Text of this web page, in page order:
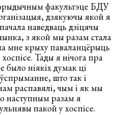
факультэце БДУ
дзякуючы якой я
наведваць дзіцячы
з якой мы разам стала
мне крыху паваланцёрыць
Тады я нічога пра
было ніякіх думак ці
што так і
распавялі, чым і як мы
наступным разам я
пакой у хоспісе.